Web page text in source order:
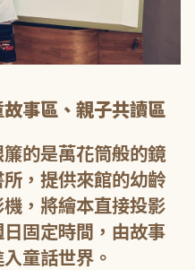
事區、親子共讀區
的是萬花筒般的鏡
，提供來館的幼齡
，將繪本直接投影
固定時間，由故事
童話世界。